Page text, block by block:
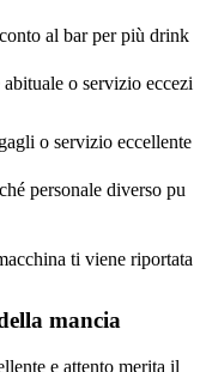
al bar per più drink
o servizio eccezi
o servizio eccellente
personale diverso pu
ti viene riportata
mancia
e attento merita il